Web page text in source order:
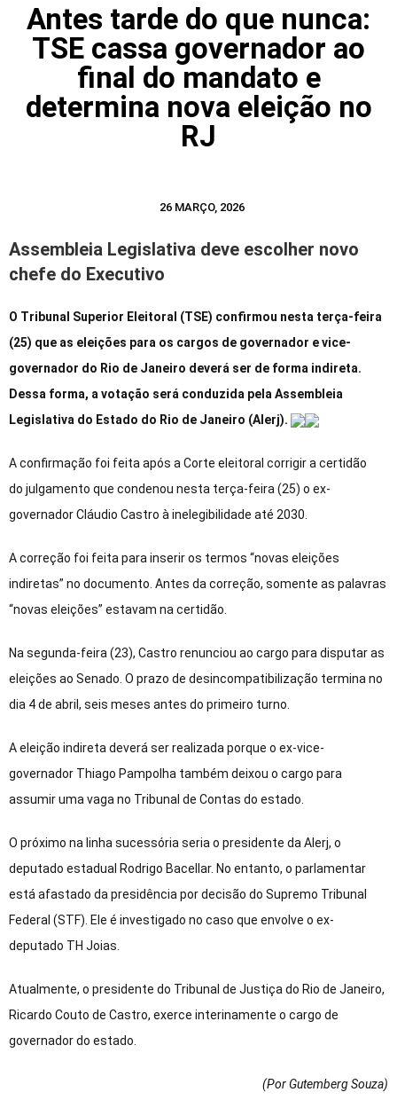
Antes tarde do que nunca:
TSE cassa governador ao
final do mandato e
determina nova eleição no
RJ
26 MARÇO, 2026
Assembleia Legislativa deve escolher novo
chefe do Executivo
O Tribunal Superior Eleitoral (TSE) confirmou nesta terça-feira
(25) que as eleições para os cargos de governador e vice-
governador do Rio de Janeiro deverá ser de forma indireta.
Dessa forma, a votação será conduzida pela Assembleia
Legislativa do Estado do Rio de Janeiro (Alerj).
A confirmação foi feita após a Corte eleitoral corrigir a certidão
do julgamento que condenou nesta terça-feira (25) o ex-
governador Cláudio Castro à inelegibilidade até 2030.
A correção foi feita para inserir os termos “novas eleições
indiretas” no documento. Antes da correção, somente as palavras
“novas eleições” estavam na certidão.
Na segunda-feira (23), Castro renunciou ao cargo para disputar as
eleições ao Senado. O prazo de desincompatibilização termina no
dia 4 de abril, seis meses antes do primeiro turno.
A eleição indireta deverá ser realizada porque o ex-vice-
governador Thiago Pampolha também deixou o cargo para
assumir uma vaga no Tribunal de Contas do estado.
O próximo na linha sucessória seria o presidente da Alerj, o
deputado estadual Rodrigo Bacellar. No entanto, o parlamentar
está afastado da presidência por decisão do Supremo Tribunal
Federal (STF). Ele é investigado no caso que envolve o ex-
deputado TH Joias.
Atualmente, o presidente do Tribunal de Justiça do Rio de Janeiro,
Ricardo Couto de Castro, exerce interinamente o cargo de
governador do estado.
(Por Gutemberg Souza)